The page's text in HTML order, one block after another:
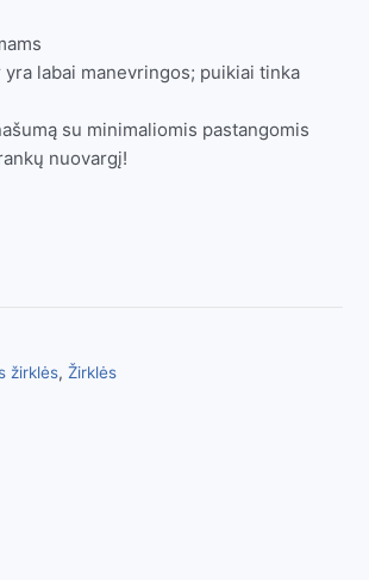
labai manevringos; puikiai tinka
su minimaliomis pastangomis
nuovargį!
žirklės, Žirklės